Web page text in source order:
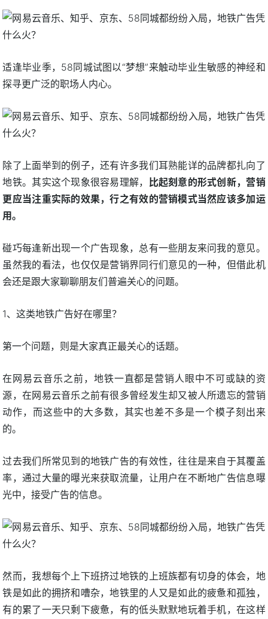
适逢毕业季，58同城试图以“梦想”来触动毕业生敏感的神经和
探寻更广泛的职场人内心。
除了上面举到的例子，还有许多我们耳熟能详的品牌都扎向了
地铁。其实这个现象很容易理解，
比起刻意的形式创新，营销
更应当注重实际的效果，行之有效的营销模式当然应该多加运
用。
碰巧每逢新出现一个广告现象，总有一些朋友来问我的意见。
虽然我的看法，也仅仅是营销界同行们意见的一种，但借此机
会还是跟大家聊聊朋友们普遍关心的问题。
1、这类地铁广告好在哪里？
第一个问题，则是大家真正最关心的话题。
在网易云音乐之前，地铁一直都是营销人眼中不可或缺的资
源，在网易云音乐之前有很多曾经发生却又被人所遗忘的营销
动作，而这些中的大多数，其实也差不多是一个模子刻出来
的。
过去我们所常见到的地铁广告的有效性，往往是来自于其覆盖
率，通过大量的曝光来获取流量，让用户在不断地广告信息曝
光中，接受广告的信息。
然而，我想每个上下班挤过地铁的上班族都有切身的体会，地
铁是如此的拥挤和嘈杂，地铁里的人又是如此的疲惫和孤独，
有的累了一天只剩下疲惫，有的低头默默地玩着手机，在这样